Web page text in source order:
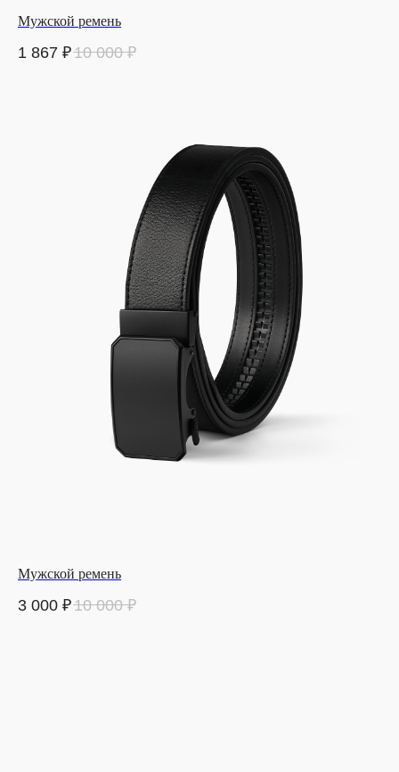
Мужской ремень
1 867 ₽10 000 ₽
Мужской ремень
3 000 ₽10 000 ₽